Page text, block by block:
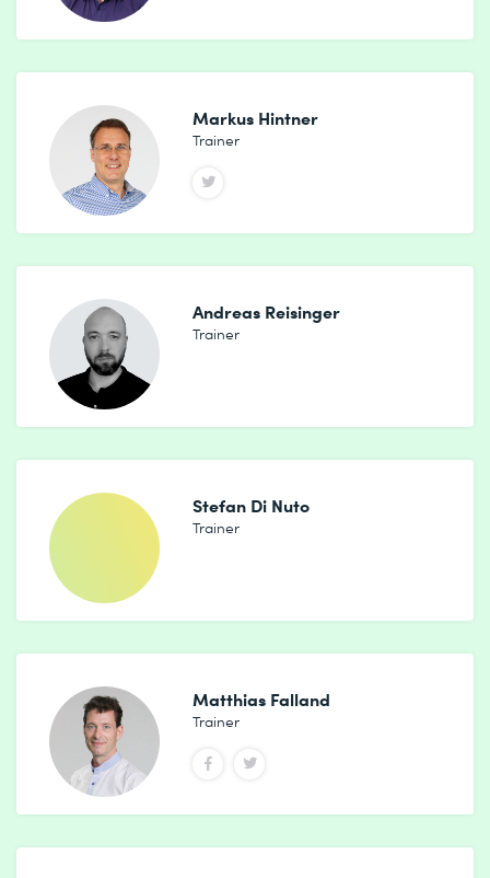
Markus Hintner
Trainer
Andreas Reisinger
Trainer
Stefan Di Nuto
Trainer
Matthias Falland
Trainer